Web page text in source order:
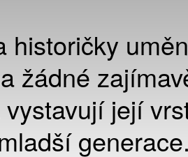
historičky
žádné
její